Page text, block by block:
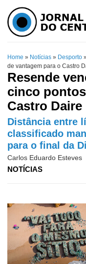
Home » Notícias » Desporto
de vantagem para o Castro
Resende
cinco
Castro Daire
Distância entre
classificado
para o final da
Carlos Eduardo Esteves
NOTÍCIAS